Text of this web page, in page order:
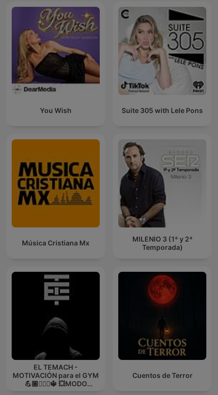
You Wish Suite 305 with Lele Pons
Música Cristiana Mx
MILENIO 3 (1ª y 2ª
Temporada)
EL TEMACH -
MOTIVACIÓN para el GYM
💪🏼🏋🏻‍♀🔱 💥MODO
Cuentos de Terror